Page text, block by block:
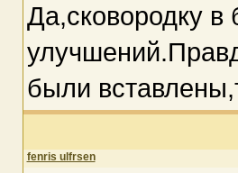
Да,сковородку
были
fenris ulfrsen